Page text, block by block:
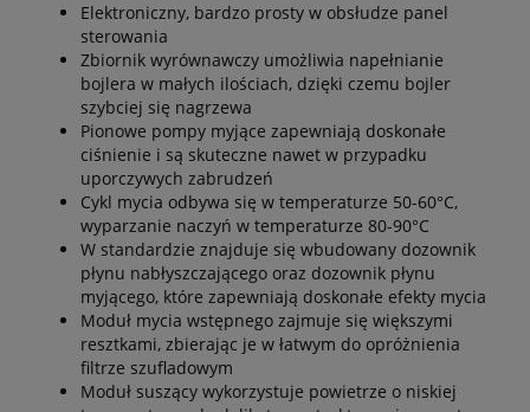
Elektroniczny, bardzo prosty w obsłudze panel
sterowania
Zbiornik wyrównawczy umożliwia napełnianie
bojlera w małych ilościach, dzięki czemu bojler
szybciej się nagrzewa
Pionowe pompy myjące zapewniają doskonałe
ciśnienie i są skuteczne nawet w przypadku
uporczywych zabrudzeń
Cykl mycia odbywa się w temperaturze 50-60°C,
wyparzanie naczyń w temperaturze 80-90°C
W standardzie znajduje się wbudowany dozownik
płynu nabłyszczającego oraz dozownik płynu
myjącego, które zapewniają doskonałe efekty mycia
Moduł mycia wstępnego zajmuje się większymi
resztkami, zbierając je w łatwym do opróżnienia
filtrze szufladowym
Moduł suszący wykorzystuje powietrze o niskiej